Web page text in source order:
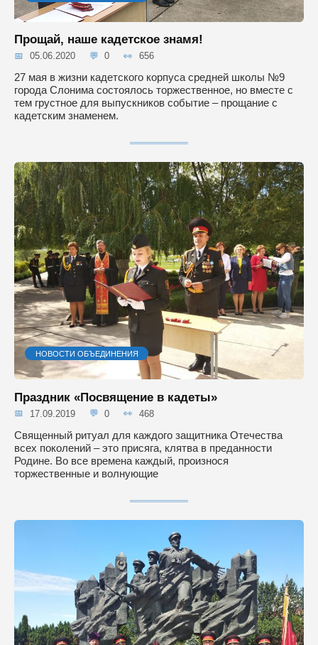
Прощай, наше кадетское знамя!
05.06.2020 0 656
27 мая в жизни кадетского корпуса средней школы №9
города Слонима состоялось торжественное, но вместе с
тем грустное для выпускников событие – прощание с
кадетским знаменем.
НОВОСТИ ОБЪЕДИНЕНИЯ
Праздник «Посвящение в кадеты»
17.09.2019 0 468
Священный ритуал для каждого защитника Отечества
всех поколений – это присяга, клятва в преданности
Родине. Во все времена каждый, произнося
торжественные и волнующие